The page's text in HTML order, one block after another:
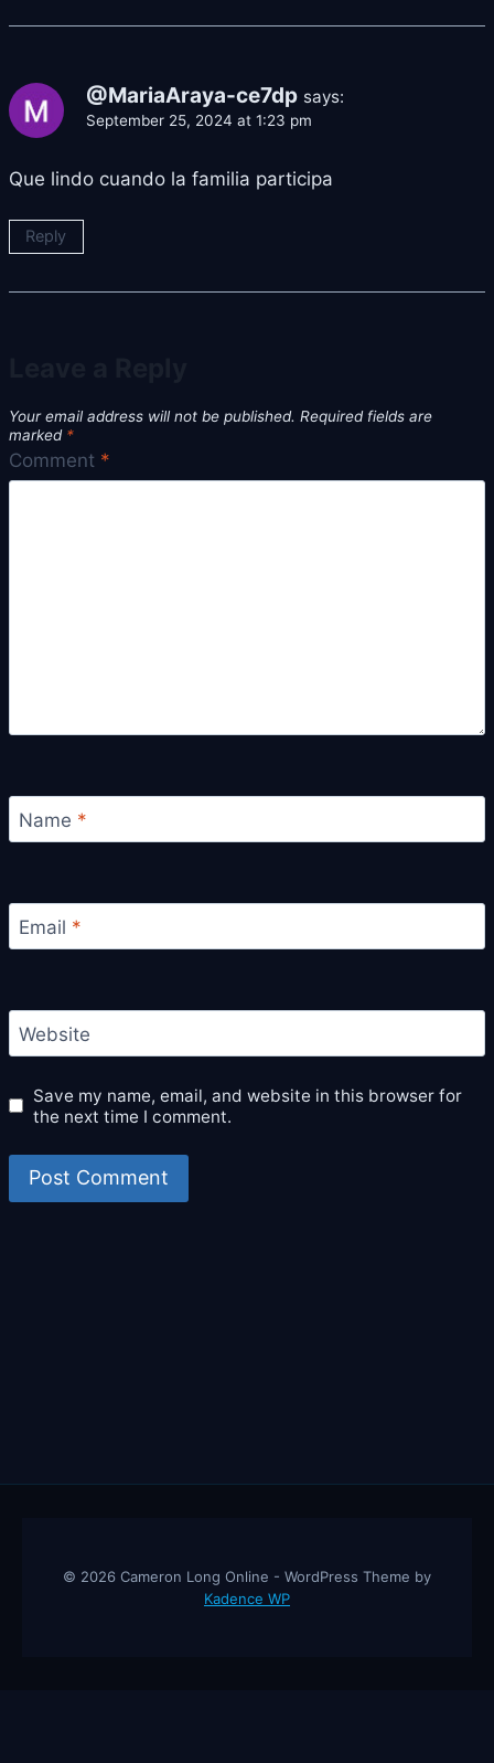
@MariaAraya-ce7dp says:
September 25, 2024 at 1:23 pm
Que lindo cuando la familia participa
Reply
Your email address will not be published. Required fields are
marked *
Comment *
Name *
Email *
Website
Save my name, email, and website in this browser for
the next time I comment.
© 2026 Cameron Long Online - WordPress Theme by
Kadence WP